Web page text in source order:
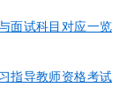
面试科目对应一览
指导教师资格考试